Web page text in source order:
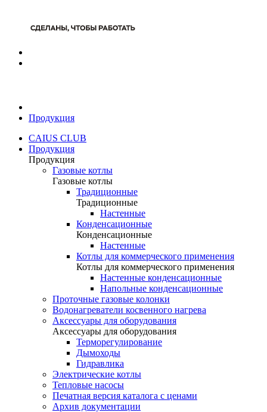
Продукция
CAIUS CLUB
Продукция
Продукция
Газовые котлы
Газовые котлы
Традиционные
Традиционные
Настенные
Конденсационные
Конденсационные
Настенные
Котлы для коммерческого применения
Котлы для коммерческого применения
Настенные конденсационные
Напольные конденсационные
Проточные газовые колонки
Водонагреватели косвенного нагрева
Аксессуары для оборудования
Аксессуары для оборудования
Терморегулирование
Дымоходы
Гидравлика
Электрические котлы
Тепловые насосы
Печатная версия каталога с ценами
Архив документации